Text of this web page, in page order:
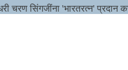
सिंगजींना 'भारतरत्न' प्रदान